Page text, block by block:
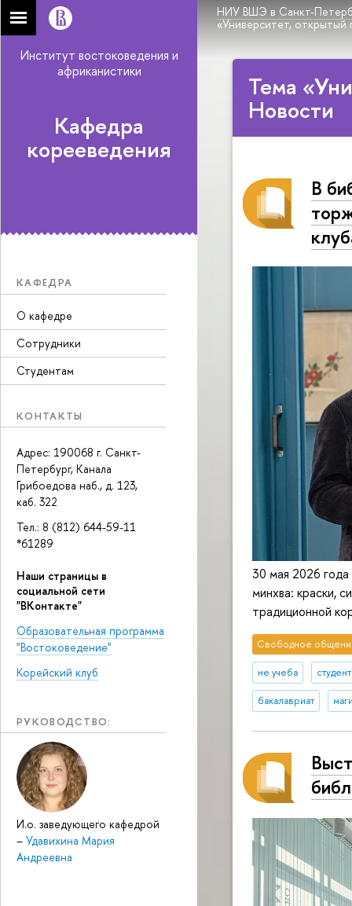
НИУ ВШЭ в Санкт-
«Университет, открытый
Институт востоковедения и
африканистики
Кафедра
корееведения
КАФЕДРА
О кафедре
Сотрудники
Студентам
КОНТАКТЫ
Адрес: 190068 г. Санкт-
Петербург, Канала
Грибоедова наб., д. 123,
каб. 322
Тел.: 8 (812) 644-59-11
*61289
Наши страницы в
социальной сети
"ВКонтакте"
Образовательная программа
"Востоковедение"
Корейский клуб
РУКОВОДСТВО:
И.о. заведующего кафедрой
– Удавихина Мария
Андреевна
Тема
Новости
В
30 мая 2026
минхва: краски,
традиционной
Свободное
не учеба
бакалавриат